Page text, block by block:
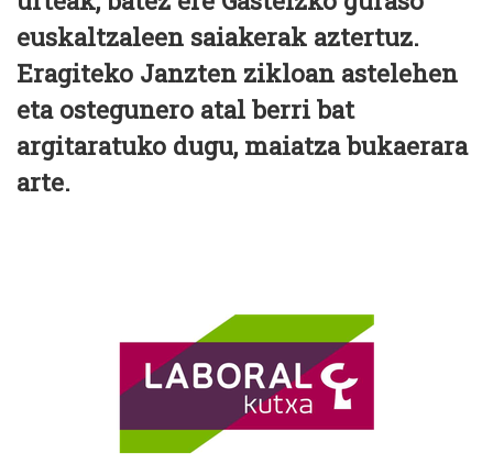
euskaltzaleen saiakerak aztertuz.
Eragiteko Janzten zikloan astelehen
eta ostegunero atal berri bat
argitaratuko dugu, maiatza bukaerara
arte.